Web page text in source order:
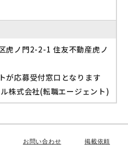
虎ノ門2-2-1 住友不動産虎ノ
が応募受付窓口となります
株式会社(転職エージェント)
お問い合わせ 掲載依頼